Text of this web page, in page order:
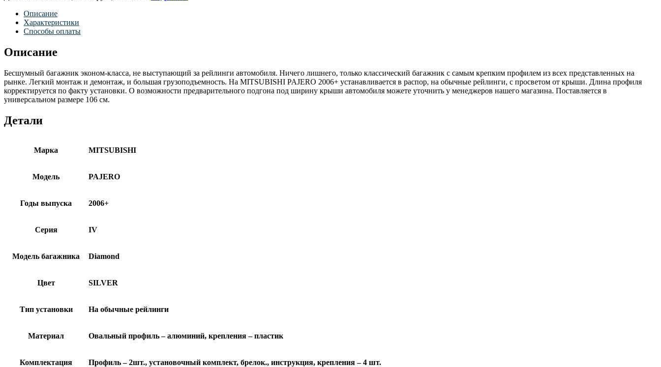
Описание
Характеристики
Способы оплаты
Описание
Бесшумный багажник эконом-класса, не выступающий за рейлинги автомобиля. Ничего лишнего, только классический багажник с самым крепким профилем из всех представленных на
рынке. Легкий монтаж и демонтаж, и большая грузоподъемность. На MITSUBISHI PAJERO 2006+ устанавливается в распор, на обычные рейлинги, с просветом от крыши. Длина профиля
корректируется по факту установки. О возможности предварительного подгона под ширину крыши автомобиля можете уточнить у менеджеров нашего магазина. Поставляется в
универсальном размере 106 см.
Детали
Марка MITSUBISHI
Модель PAJERO
Годы выпуска 2006+
Серия IV
Модель багажника Diamond
Цвет SILVER
Тип установки На обычные рейлинги
Материал Овальный профиль – алюминий, крепления – пластик
Комплектация Профиль – 2шт., установочный комплект, брелок., инструкция, крепления – 4 шт.